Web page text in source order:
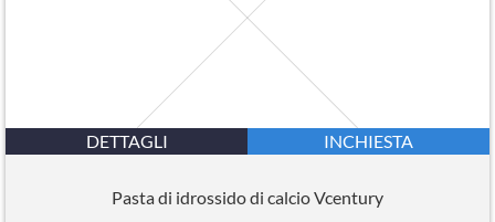
DETTAGLI INCHIESTA
Pasta di idrossido di calcio Vcentury